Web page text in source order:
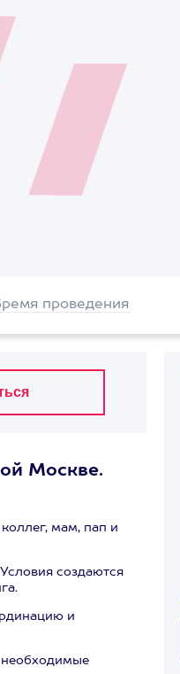
проведения
Москве.
мам, пап и
создаются
и
необходимые